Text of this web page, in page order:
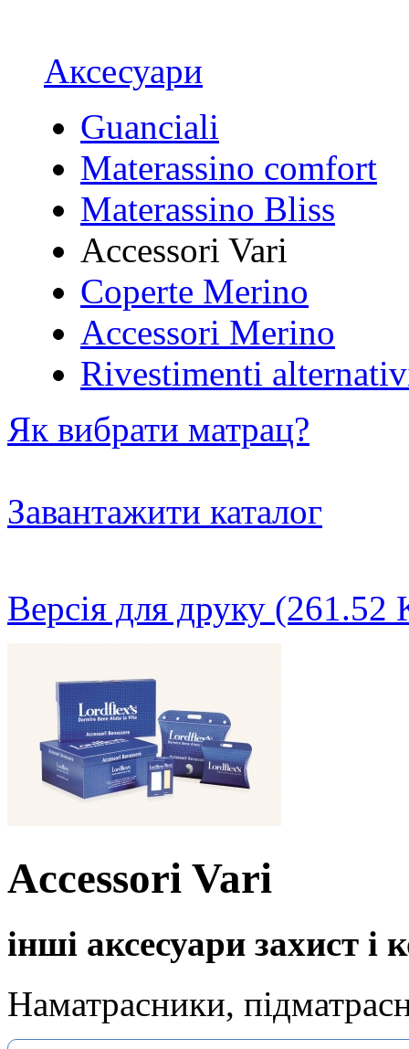
Аксесуари
Guanciali
Materassino comfort
Materassino Bliss
Accessori Vari
Coperte Merino
Accessori Merino
Rivestimenti
Як вибрати матрац?
Завантажити каталог
Версія для друку (261.52
Accessori Vari
інші аксесуари захист
Наматрасники,